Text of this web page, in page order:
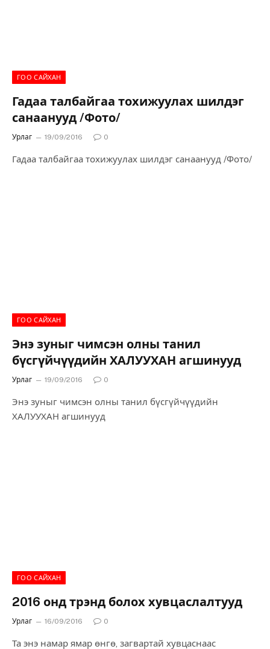
ГОО САЙХАН
Гадаа талбайгаа тохижуулах шилдэг
санаанууд /Фото/
Урлаг 19/09/2016 0
Гадаа талбайгаа тохижуулах шилдэг санаанууд /Фото/
ГОО САЙХАН
Энэ зуныг чимсэн олны танил
бүсгүйчүүдийн ХАЛУУХАН агшинууд
Урлаг 19/09/2016 0
Энэ зуныг чимсэн олны танил бүсгүйчүүдийн
ХАЛУУХАН агшинууд
ГОО САЙХАН
2016 онд трэнд болох хувцаслалтууд
Урлаг 16/09/2016 0
Та энэ намар ямар өнгө, загвартай хувцаснаас